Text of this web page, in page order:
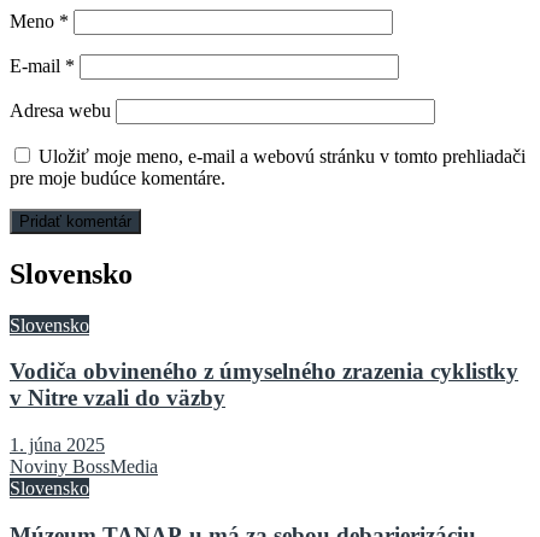
Meno *
E-mail *
Adresa webu
Uložiť moje meno, e-mail a webovú stránku v tomto prehliadači
pre moje budúce komentáre.
Slovensko
Slovensko
Vodiča obvineného z úmyselného zrazenia cyklistky
v Nitre vzali do väzby
1. júna 2025
Noviny BossMedia
Slovensko